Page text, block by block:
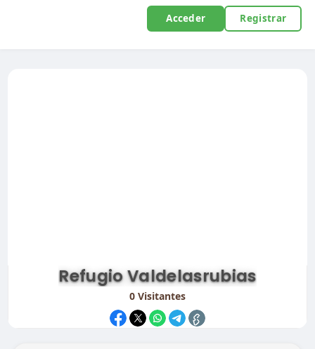
Acceder Registrar
Refugio Valdelasrubias
0Visitantes